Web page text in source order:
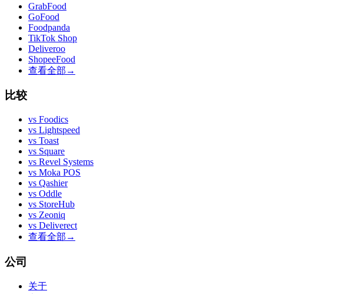
GrabFood
GoFood
Foodpanda
TikTok Shop
Deliveroo
ShopeeFood
查看全部 →
比较
vs Foodics
vs Lightspeed
vs Toast
vs Square
vs Revel Systems
vs Moka POS
vs Qashier
vs Oddle
vs StoreHub
vs Zeoniq
vs Deliverect
查看全部 →
公司
关于